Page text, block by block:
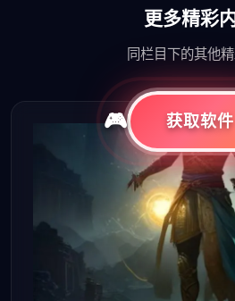
更多精彩
同栏目下的其他
获取软件